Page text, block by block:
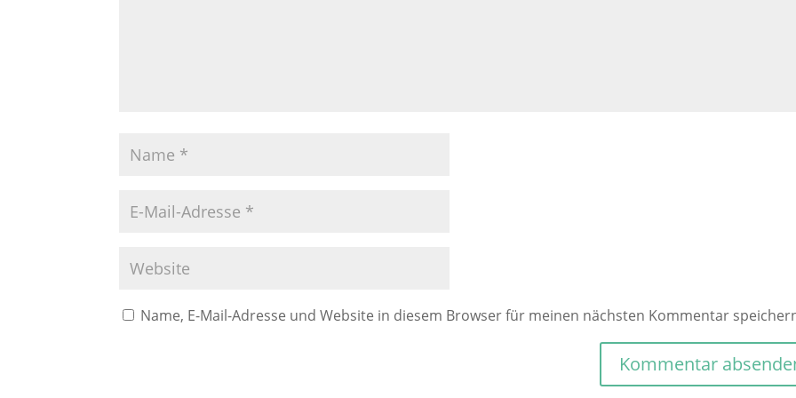
Name, E-Mail-Adresse und Website in diesem Browser für meinen nächsten Kommentar